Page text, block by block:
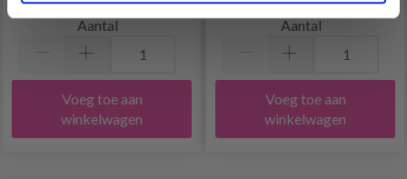
Aantal
Voeg toe aan
winkelwagen
Aantal
Voeg toe aan
winkelwagen